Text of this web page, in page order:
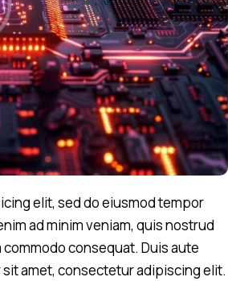
elit, sed do eiusmod tempor
ad minim veniam, quis nostrud
consequat. Duis aute
amet, consectetur adipiscing elit.